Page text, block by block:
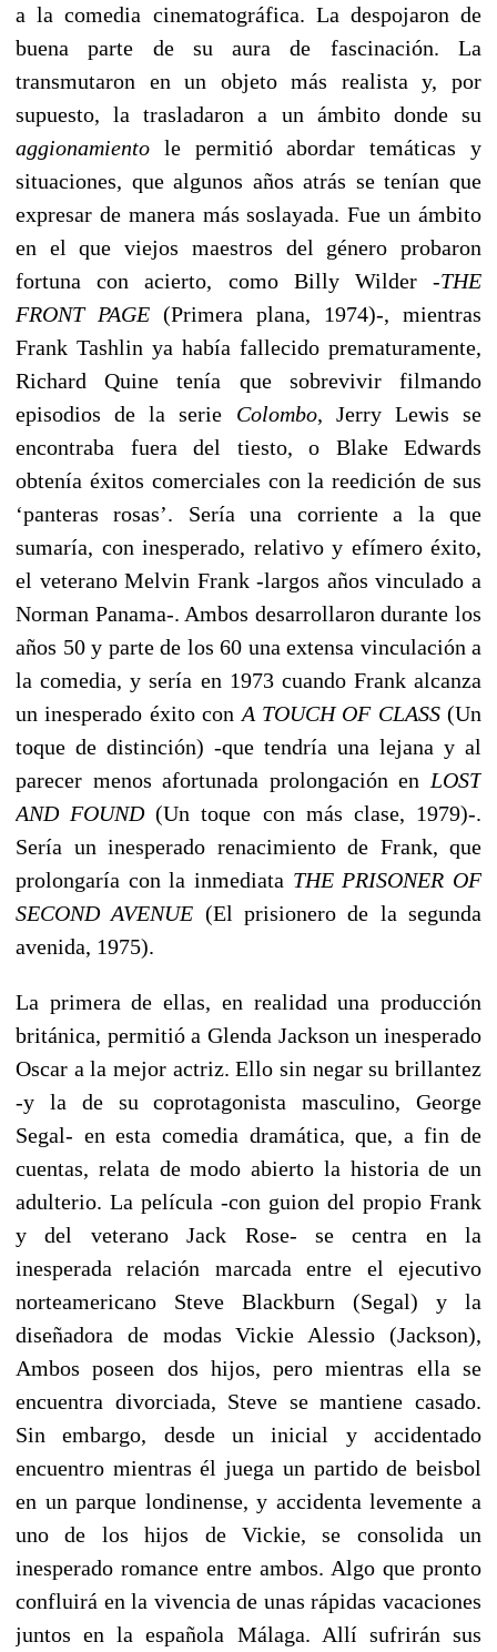
a la comedia cinematográfica. La despojaron de
buena parte de su aura de fascinación. La
transmutaron en un objeto más realista y, por
supuesto, la trasladaron a un ámbito donde su
aggionamiento le permitió abordar temáticas y
situaciones, que algunos años atrás se tenían que
expresar de manera más soslayada. Fue un ámbito
en el que viejos maestros del género probaron
fortuna con acierto, como Billy Wilder -THE
FRONT PAGE (Primera plana, 1974)-, mientras
Frank Tashlin ya había fallecido prematuramente,
Richard Quine tenía que sobrevivir filmando
episodios de la serie Colombo, Jerry Lewis se
encontraba fuera del tiesto, o Blake Edwards
obtenía éxitos comerciales con la reedición de sus
‘panteras rosas’. Sería una corriente a la que
sumaría, con inesperado, relativo y efímero éxito,
el veterano Melvin Frank -largos años vinculado a
Norman Panama-. Ambos desarrollaron durante los
años 50 y parte de los 60 una extensa vinculación a
la comedia, y sería en 1973 cuando Frank alcanza
un inesperado éxito con A TOUCH OF CLASS(Un
toque de distinción) -que tendría una lejana y al
parecer menos afortunada prolongación en LOST
AND FOUND(Un toque con más clase, 1979)-.
Sería un inesperado renacimiento de Frank, que
prolongaría con la inmediata THE PRISONER OF
SECOND AVENUE (El prisionero de la segunda
avenida, 1975).
La primera de ellas, en realidad una producción
británica, permitió a Glenda Jackson un inesperado
Oscar a la mejor actriz. Ello sin negar su brillantez
-y la de su coprotagonista masculino, George
Segal- en esta comedia dramática, que, a fin de
cuentas, relata de modo abierto la historia de un
adulterio. La película -con guion del propio Frank
y del veterano Jack Rose- se centra en la
inesperada relación marcada entre el ejecutivo
norteamericano Steve Blackburn (Segal) y la
diseñadora de modas Vickie Alessio (Jackson),
Ambos poseen dos hijos, pero mientras ella se
encuentra divorciada, Steve se mantiene casado.
Sin embargo, desde un inicial y accidentado
encuentro mientras él juega un partido de beisbol
en un parque londinense, y accidenta levemente a
uno de los hijos de Vickie, se consolida un
inesperado romance entre ambos. Algo que pronto
confluirá en la vivencia de unas rápidas vacaciones
juntos en la española Málaga. Allí sufrirán sus